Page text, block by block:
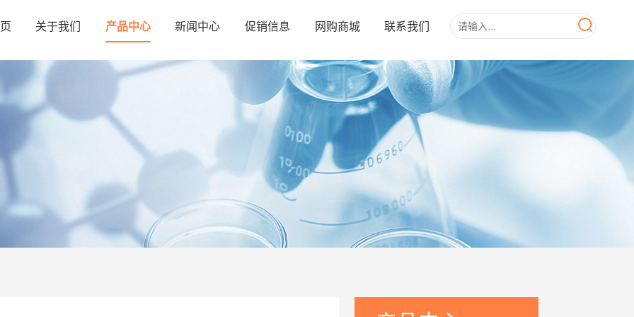
关于我们 产品中心 新闻中心 促销信息 网购商城 联系我们